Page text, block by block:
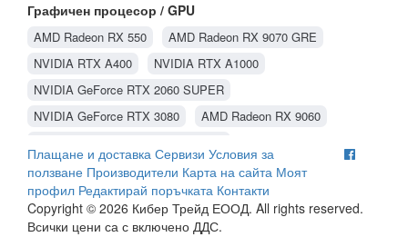
Видео карти ASUS
Графичен процесор / GPU
AMD Radeon RX 550
AMD Radeon RX 9070 GRE
NVIDIA RTX A400
NVIDIA RTX A1000
NVIDIA GeForce RTX 2060 SUPER
NVIDIA GeForce RTX 3080
AMD Radeon RX 9060
NVIDIA GeForce RTX 5050
AMD Radeon RX 9060 XT
NVIDIA GeForce RTX 5060
NVIDIA GeForce GT 1030
NVIDIA GeForce GT 710
NVIDIA GeForce GT 610
Плащане и доставка Сервизи Условия за
ползване Производители Карта на сайта Моят
профил Редактирай поръчката Контакти
Copyright © 2026 Кибер Трейд ЕООД. All rights reserved.
Всички цени са с включено ДДС.